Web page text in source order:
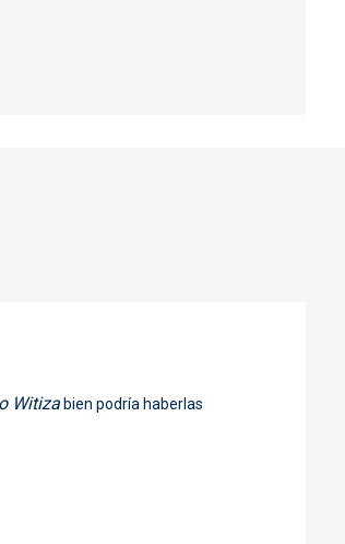
Witiza bien podría haberlas